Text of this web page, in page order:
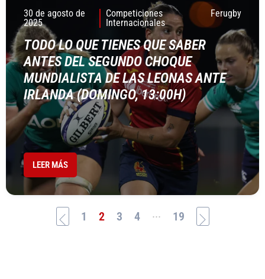
30 de agosto de
2025
Competiciones
Internacionales
Ferugby
TODO LO QUE TIENES QUE SABER
ANTES DEL SEGUNDO CHOQUE
MUNDIALISTA DE LAS LEONAS ANTE
IRLANDA (DOMINGO, 13:00H)
LEER MÁS
1 2 3 4 ... 19